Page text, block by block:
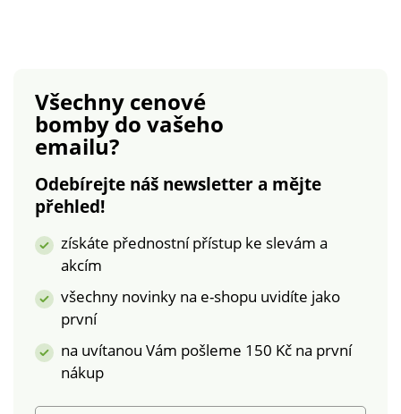
Všechny cenové
bombydo vašeho
emailu?
Odebírejte náš newsletter a mějte
přehled!
získáte přednostní přístup ke slevám a
akcím
všechny novinky na e-shopu uvidíte jako
první
na uvítanou Vám pošleme 150 Kč na první
nákup